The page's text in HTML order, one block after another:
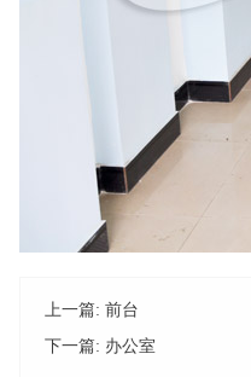
上一篇: 前台
下一篇: 办公室